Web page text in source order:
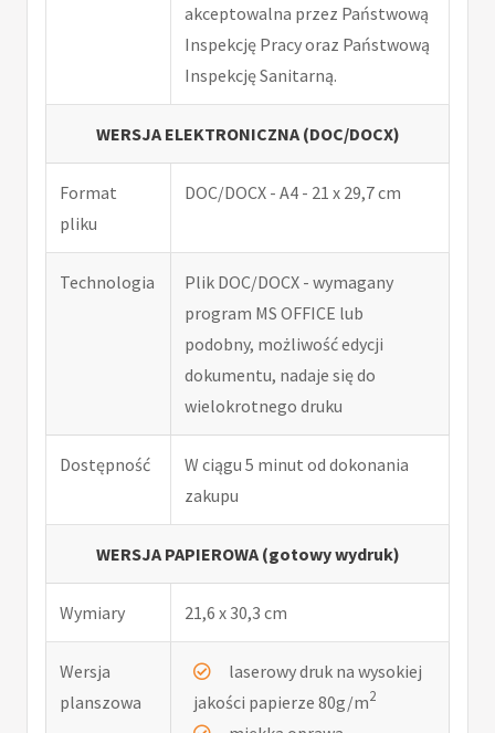
akceptowalna przez Państwową
Inspekcję Pracy oraz Państwową
Inspekcję Sanitarną.
WERSJA ELEKTRONICZNA (DOC/DOCX)
Format
pliku
DOC/DOCX - A4 - 21 x 29,7 cm
Technologia
Plik DOC/DOCX - wymagany
program MS OFFICE lub
podobny, możliwość edycji
dokumentu, nadaje się do
wielokrotnego druku
Dostępność
W ciągu 5 minut od dokonania
zakupu
WERSJA PAPIEROWA (gotowy wydruk)
Wymiary 21,6 x 30,3 cm
Wersja
planszowa
laserowy druk na wysokiej
jakości papierze 80g/m2